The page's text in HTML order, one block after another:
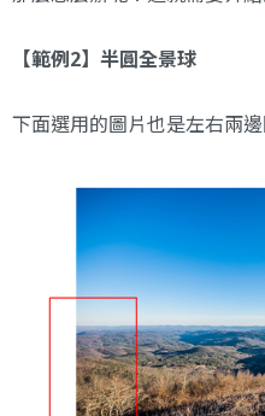
【範例2】半圓全景球
下面選用的圖片也是左右兩